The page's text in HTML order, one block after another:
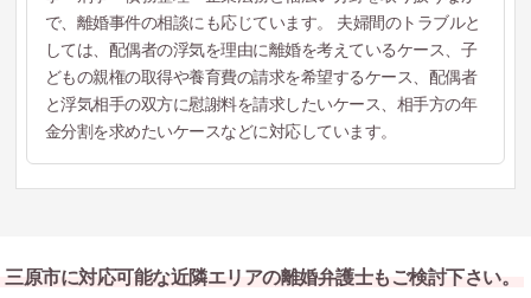
で、離婚事件の相談にも応じています。 夫婦間のトラブルと
しては、配偶者の浮気を理由に離婚を考えているケース、子
どもの親権の取得や養育費の請求を希望するケース、配偶者
と浮気相手の双方に慰謝料を請求したいケース、相手方の年
金分割を求めたいケースなどに対応しています。
三原市に対応可能な近隣エリアの離婚弁護士もご検討下さい。